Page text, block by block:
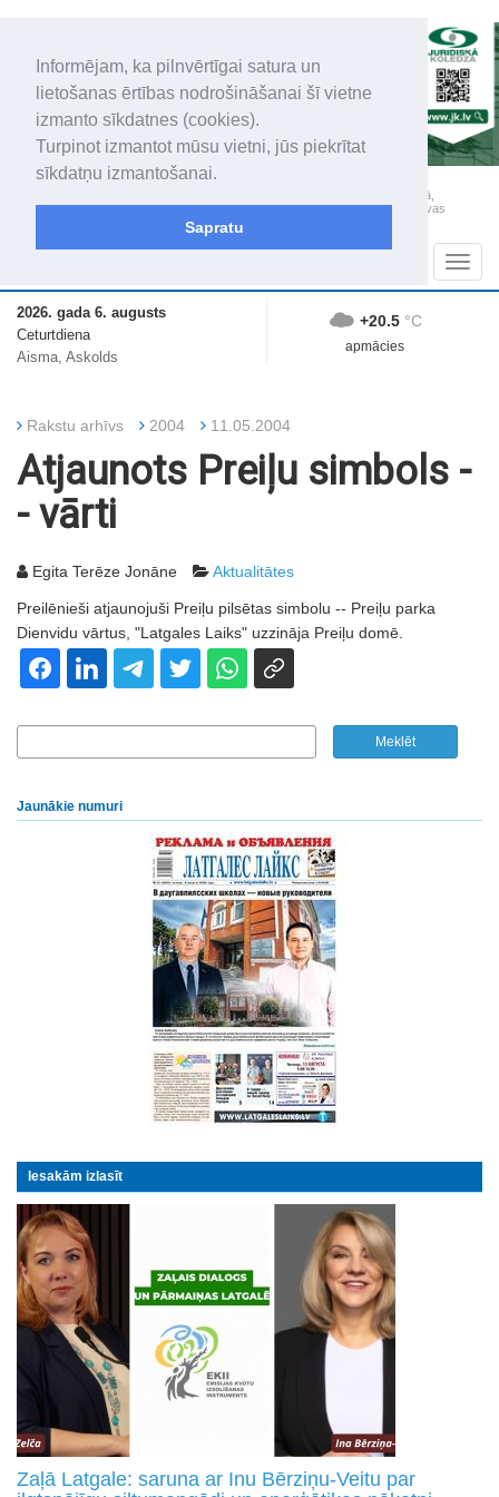
Informējam, ka pilnvērtīgai satura un
lietošanas ērtības nodrošināšanai šī vietne
izmanto sīkdatnes (cookies).
Turpinot izmantot mūsu vietni, jūs piekrītat
sīkdatņu izmantošanai.
Sapratu
„Latgales Laiks” iznāk latviešu un krievu valodās visā Dienvidlatgalē un Sēlijā,
„Latgales Laiks” latviešu valodā aptver Daugavpils valstspilsētu, Augšdaugavas
novadu un apkārtējos novadus un pilsētas.
2026. gada 6. augusts
Ceturtdiena
Aisma, Askolds
+20.5 °C
apmācies
Rakstu arhīvs 2004 11.05.2004
Atjaunots Preiļu simbols -
- vārti
Egita Terēze Jonāne Aktualitātes
Preilēnieši atjaunojuši Preiļu pilsētas simbolu -- Preiļu parka
Dienvidu vārtus, "Latgales Laiks" uzzināja Preiļu domē.
Jaunākie numuri
Iesakām izlasīt
Zaļā Latgale: saruna ar Inu Bērziņu-Veitu par